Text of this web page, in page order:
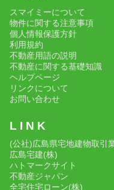
スマイミーについて
物件に関する注意事項
個人情報保護方針
利用規約
不動産用語の説明
不動産に関する基礎知識
ヘルプページ
リンクについて
お問い合わせ
L I N K
(公社)広島県宅地建物取引
広島宅建(株)
ハトマークサイト
不動産ジャパン
全宅住宅ローン(株)